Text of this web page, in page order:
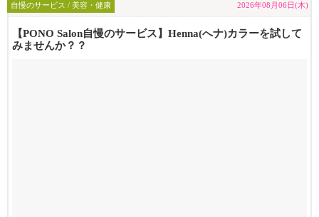
自慢のサービス / 美容・健康 2026年08月06日(木)
【PONO Salon自慢のサービス】Henna(へナ)カラーを試して
みませんか？？